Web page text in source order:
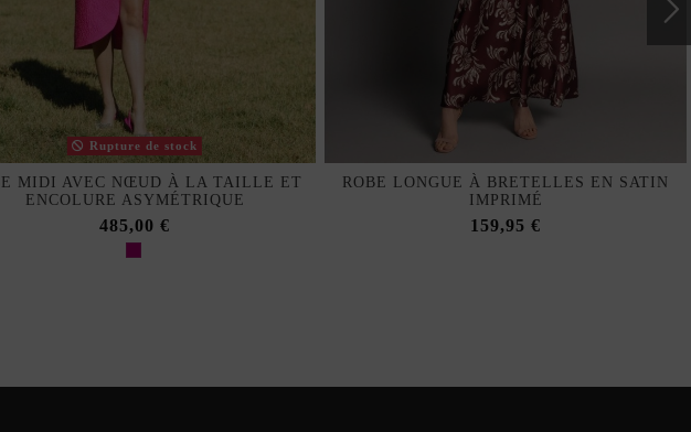
Rupture de stock
MIDI AVEC NŒUD À LA TAILLE ET
ENCOLURE ASYMÉTRIQUE
485,00 €
ROBE LONGUE À BRETELLES EN SATIN
IMPRIMÉ
159,95 €